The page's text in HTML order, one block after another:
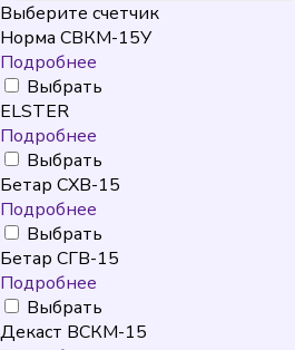
Выберите счетчик
Норма СВКМ-15У
Подробнее
Выбрать
ELSTER
Подробнее
Выбрать
Бетар СХВ-15
Подробнее
Выбрать
Бетар СГВ-15
Подробнее
Выбрать
Декаст ВСКМ-15